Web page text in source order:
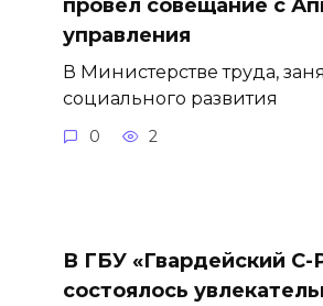
управления
В Министерстве труда,
социального развития
0 2
В ГБУ «Гвардейский
состоялось